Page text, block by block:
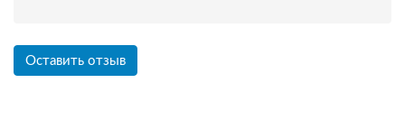
Оставить отзыв